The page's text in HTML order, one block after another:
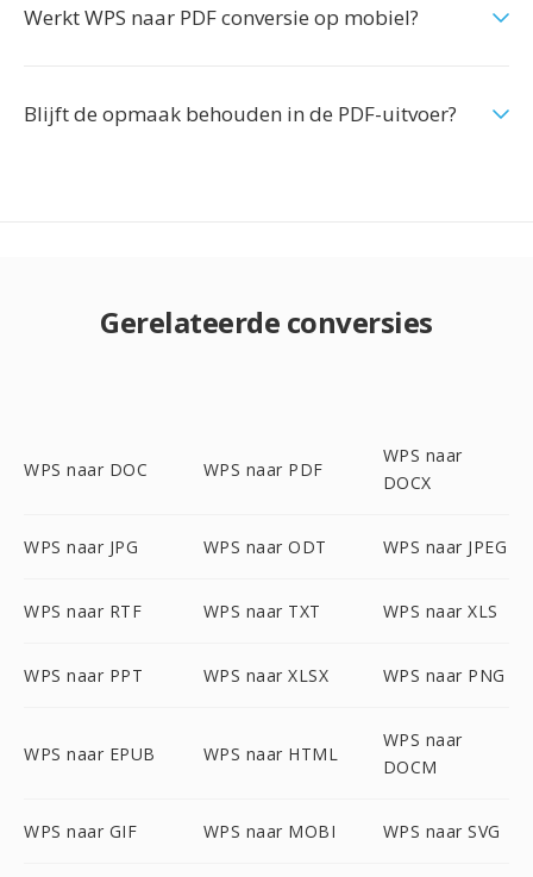
Werkt WPS naar PDF conversie op mobiel?
Blijft de opmaak behouden in de PDF-uitvoer?
Gerelateerde conversies
WPS naar DOC WPS naar PDF
WPS naar
DOCX
WPS naar JPG WPS naar ODT WPS naar JPEG
WPS naar RTF WPS naar TXT WPS naar XLS
WPS naar PPT WPS naar XLSX WPS naar PNG
WPS naar EPUB WPS naar HTML
WPS naar
DOCM
WPS naar GIF WPS naar MOBI WPS naar SVG